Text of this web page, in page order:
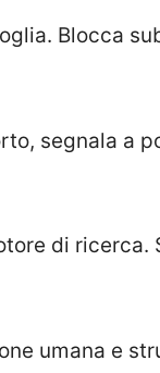
Blocca
segnala a
di ricerca.
umana e